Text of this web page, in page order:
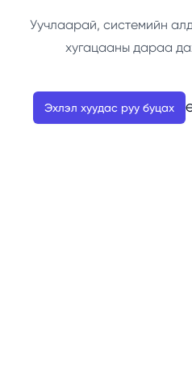
Уучлаарай, системийн
хугацааны дараа
Эхлэл хуудас руу буцах